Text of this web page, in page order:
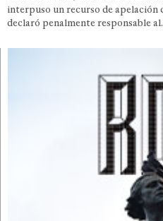
interpuso un recurso de apelación
declaró penalmente responsable